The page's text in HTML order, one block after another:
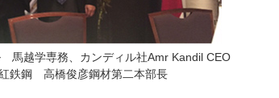
越学専務、カンディル社Amr Kandil CEO
鉄鋼 高橋俊彦鋼材第二本部長